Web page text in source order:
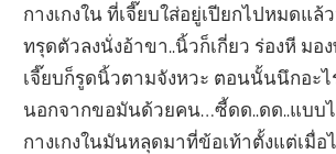
กางเกงใน ที่เจี๊ยบใส่อยู่เปียกไปหมดแล้
ทรุดตัวลงนั่งอ้าขา..นิ้วก็เกี่ยว ร่องหี มอ
เจี๊ยบก็รูดนิ้วตามจังหวะ ตอนนั้นนึกอะไ
นอกจากขอมันด้วยคน…ซี้ดด..ดด..แบบ
กางเกงในมันหลุดมาที่ข้อเท้าตั้งแต่เมื่อ